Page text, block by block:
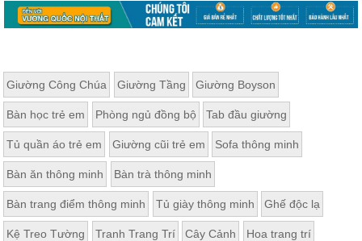
Giường Công Chúa Giường Tầng Giường Boyson
Bàn học trẻ em Phòng ngủ đồng bộ Tab đầu giường
Tủ quần áo trẻ em Giường cũi trẻ em Sofa thông minh
Bàn ăn thông minh Bàn trà thông minh
Bàn trang điểm thông minh Tủ giày thông minh Ghế độc lạ
Kệ Treo Tường Tranh Trang Trí Cây Cảnh Hoa trang trí